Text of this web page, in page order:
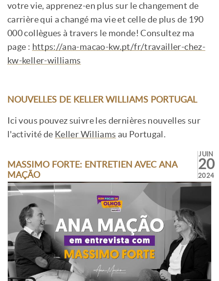
votre vie, apprenez-en plus sur le changement de
carrière qui a changé ma vie et celle de plus de 190
000 collègues à travers le monde! Consultez ma
page : https://ana-macao-kw.pt/fr/travailler-chez-
kw-keller-williams
NOUVELLES DE KELLER WILLIAMS PORTUGAL
Ici vous pouvez suivre les dernières nouvelles sur
l'activité de Keller Williams au Portugal.
MASSIMO FORTE: ENTRETIEN AVEC ANA
MAÇÃO
JUIN
20
2024